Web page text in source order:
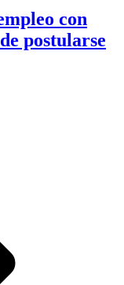
con
postularse